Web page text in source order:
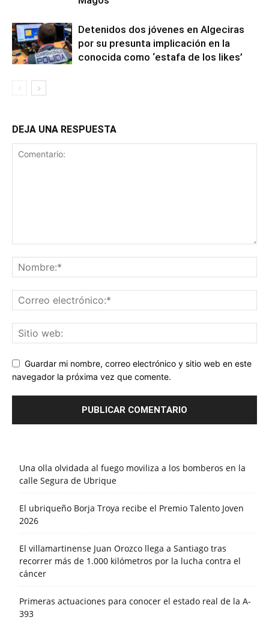
Detenidos dos jóvenes en Algeciras
por su presunta implicación en la
conocida como ‘estafa de los likes’
DEJA UNA RESPUESTA
Guardar mi nombre, correo electrónico y sitio web en este
navegador la próxima vez que comente.
Una olla olvidada al fuego moviliza a los bomberos en la
calle Segura de Ubrique
El ubriqueño Borja Troya recibe el Premio Talento Joven
2026
El villamartinense Juan Orozco llega a Santiago tras
recorrer más de 1.000 kilómetros por la lucha contra el
cáncer
Primeras actuaciones para conocer el estado real de la A-
393